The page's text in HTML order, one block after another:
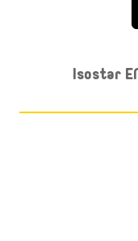
Isostar